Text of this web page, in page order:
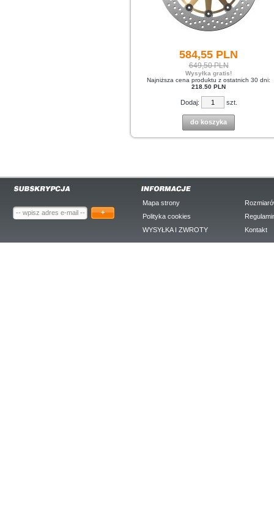
584,55 PLN
649,50 PLN
Wysyłka gratis!
Najniższa cena produktu z ostatnich 30 dni:
218.50 PLN
Dodaj: szt.
do koszyka
+
Mapa strony
Polityka cookies
WYSYŁKA I ZWROTY
Kontakt